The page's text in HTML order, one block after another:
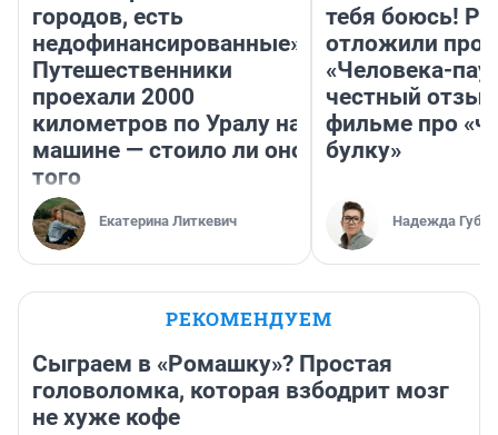
городов, есть
недофинансированные».
Путешественники
проехали 2000
километров по Уралу на
машине — стоило ли оно
того
Екатерина Литкевич
тебя боюсь!
отложили
«Человека-
честный
фильме про
булку»
Надежда
РЕКОМЕНДУЕМ
Сыграем в «Ромашку»? Простая
головоломка, которая взбодрит мозг
не хуже кофе